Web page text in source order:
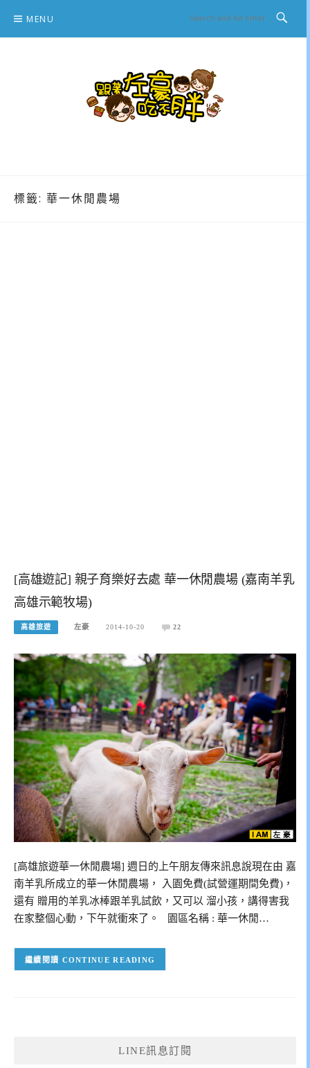
content
MENU
標籤: 華一休閒農場
[高雄遊記] 親子育樂好去處 華一休閒農場 (嘉南羊乳
高雄示範牧場)
高雄旅遊 左豪 2014-10-20 22
[高雄旅遊華一休閒農場] 週日的上午朋友傳來訊息說現在由 嘉
南羊乳所成立的華一休閒農場， 入園免費(試營運期間免費)，
還有 贈用的羊乳冰棒跟羊乳試飲，又可以 溜小孩，講得害我
在家整個心動，下午就衝來了。 園區名稱 : 華一休閒…
CONTINUE READING
LINE訊息訂閱